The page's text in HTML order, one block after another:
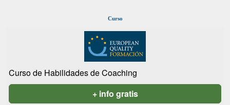
Curso
Curso de Habilidades de Coaching
+ info gratis